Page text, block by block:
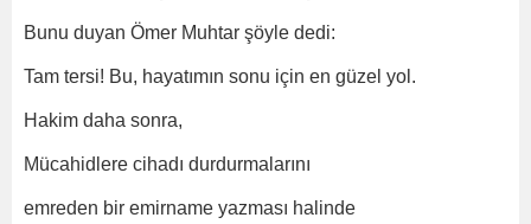
Bunu duyan Ömer Muhtar şöyle dedi:
Tam tersi! Bu, hayatımın sonu için en güzel yol.
Hakim daha sonra,
Mücahidlere cihadı durdurmalarını
emreden bir emirname yazması halinde